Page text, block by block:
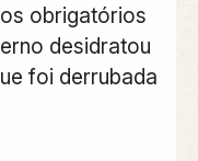
obrigatórios
desidratou
foi derrubada